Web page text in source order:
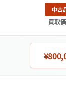
中古
買取